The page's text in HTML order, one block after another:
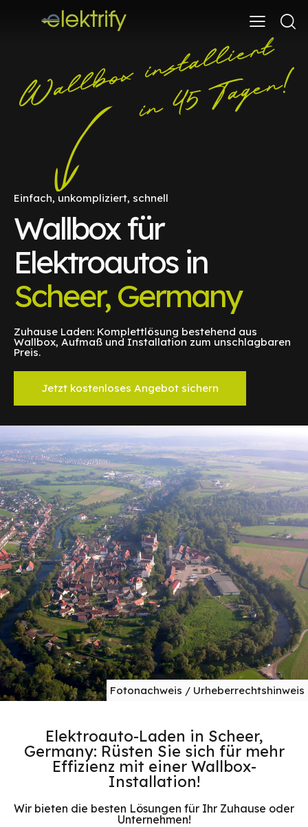
Einfach, unkompliziert, schnell
Wallbox für
Elektroautos in
Scheer, Germany
Zuhause Laden: Komplettlösung bestehend aus
Wallbox, Aufmaß und Installation zum unschlagbaren
Preis.
Jetzt kostenloses Angebot sichern
Fotonachweis / Urheberrechtshinweis
Elektroauto-Laden in Scheer,
Germany: Rüsten Sie sich für mehr
Effizienz mit einer Wallbox-
Installation!
Wir bieten die besten Lösungen für Ihr Zuhause oder
Unternehmen!